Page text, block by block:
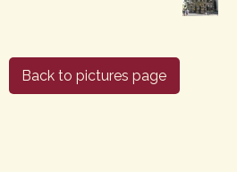
Back to pictures page